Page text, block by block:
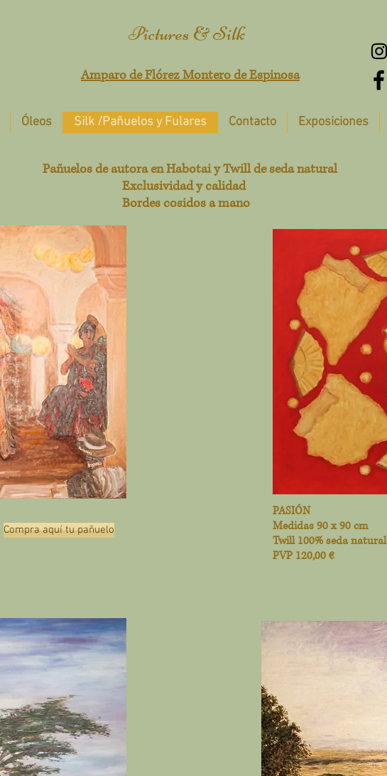
Pictures & Silk
Amparo de Flórez Montero de Espinosa
Óleos Silk /Pañuelos y Fulares Contacto Exposiciones
Pañuelos de autora en Habotai y Twill de seda natural
Exclusividad y calidad
Bordes cosidos a mano
Compra aquí tu pañuelo
PASIÓN
Medidas 90 x 90 cm
Twill 100% seda natural
PVP 120,00 €